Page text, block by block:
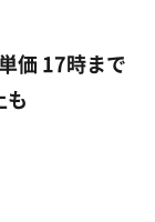
価 17時まで
も